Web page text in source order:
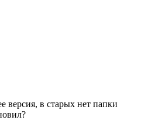
версия, в старых нет папки